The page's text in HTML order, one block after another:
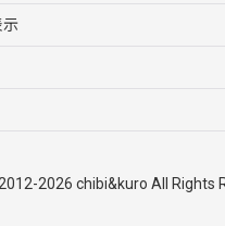
・入学・介護等】
ングシート
示
2026 chibi&kuro All Rights